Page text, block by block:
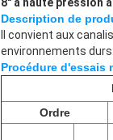
Description de
Il convient aux
environnements durs.
Procédure d'essais
Ordre